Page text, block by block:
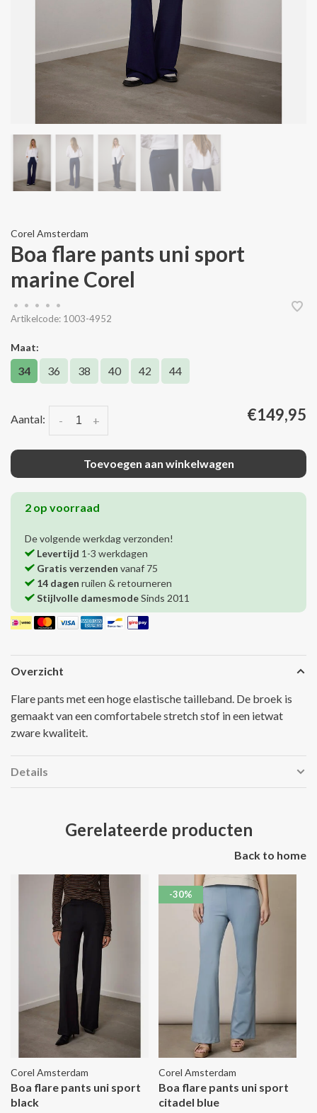
Corel Amsterdam
Boa flare pants uni sport
marine Corel
• • • •
•
Artikelcode: 1003-4952
Maat:
34 36 38 40 42 44
Aantal: +
- €149,95
Toevoegen aan winkelwagen
2 op voorraad
De volgende werkdag verzonden!
Levertijd 1-3 werkdagen
Gratis verzenden vanaf 75
14 dagen ruilen & retourneren
Stijlvolle damesmodeSinds 2011
Overzicht
Flare pants met een hoge elastische tailleband. De broek is
gemaakt van een comfortabele stretch stof in een ietwat
zware kwaliteit.
Details
Gerelateerde producten
Back to home
Corel Amsterdam
Boa flare pants uni sport
black
-30%
Corel Amsterdam
Boa flare pants uni sport
citadel blue